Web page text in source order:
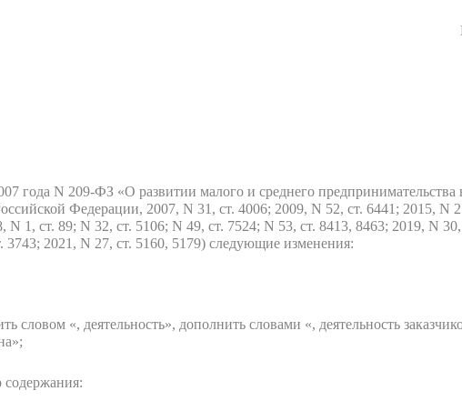
года N 209-ФЗ «О развитии малого и среднего предпринимательства
Федерации, 2007, N 31, ст. 4006; 2009, N 52, ст. 6441; 2015, N
N 1, ст. 89; N 32, ст. 5106; N 49, ст. 7524; N 53, ст. 8413, 8463; 2019, N
3743; 2021, N 27, ст. 5160, 5179) следующие изменения:
словом «, деятельность», дополнить словами «, деятельность